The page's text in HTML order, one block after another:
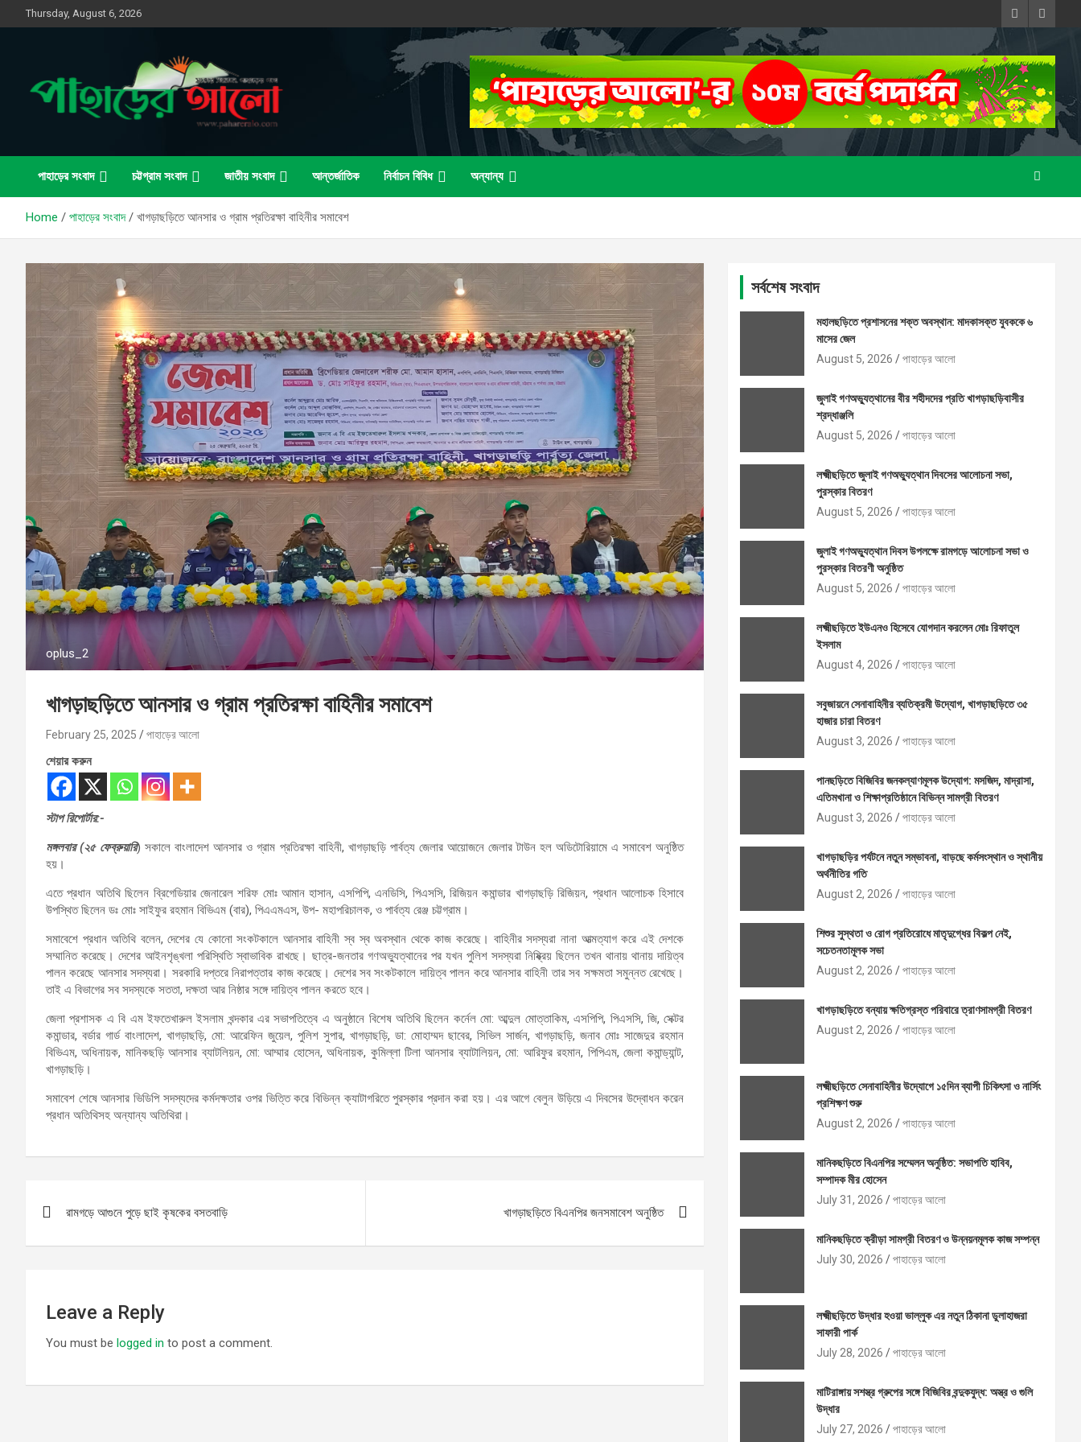
to
Thursday, August 6, 2026
পাহাড়ের আলো
পাহাড়ের সংবাদ চট্টগ্রাম সংবাদ জাতীয় সংবাদ আন্তর্জাতিক নির্বাচন বিবিধ অন্যান্য
Home পাহাড়ের সংবাদ খাগড়াছড়িতে আনসার ও গ্রাম প্রতিরক্ষা বাহিনীর সমাবেশ
oplus_2
খাগড়াছড়িতে আনসার ও গ্রাম প্রতিরক্ষা বাহিনীর সমাবেশ
February 25, 2025 পাহাড়ের আলো
শেয়ার করুন
স্টাপ রিপোর্টার:-
মঙ্গলবার (২৫ ফেব্রুয়ারি) সকালে বাংলাদেশ আনসার ও গ্রাম প্রতিরক্ষা বাহিনী, খাগড়াছড়ি পার্বত্য জেলার আয়োজনে জেলার টাউন হল অডিটোরিয়ামে এ সমাবেশ অনুষ্ঠিত
হয়।
এতে প্রধান অতিথি ছিলেন ব্রিগেডিয়ার জেনারেল শরিফ মোঃ আমান হাসান, এসপিপি, এনডিসি, পিএসসি, রিজিয়ন কমান্ডার খাগড়াছড়ি রিজিয়ন, প্রধান আলোচক হিসাবে
উপস্থিত ছিলেন ডঃ মোঃ সাইফুর রহমান বিভিএম (বার), পিএএমএস, উপ- মহাপরিচালক, ও পার্বত্য রেঞ্জ চট্টগ্রাম।
সমাবেশে প্রধান অতিথি বলেন, দেশের যে কোনো সংকটকালে আনসার বাহিনী স্ব স্ব অবস্থান থেকে কাজ করেছে। বাহিনীর সদস্যরা নানা আত্মত্যাগ করে এই দেশকে
সম্মানিত করেছে। দেশের আইনশৃঙ্খলা পরিস্থিতি স্বাভাবিক রাখছে। ছাত্র-জনতার গণঅভ্যুত্থানের পর যখন পুলিশ সদস্যরা নিষ্ক্রিয় ছিলেন তখন থানায় থানায় দায়িত্ব
পালন করেছে আনসার সদস্যরা। সরকারি দপ্তরে নিরাপত্তার কাজ করেছে। দেশের সব সংকটকালে দায়িত্ব পালন করে আনসার বাহিনী তার সব সক্ষমতা সমুন্নত রেখেছে।
তাই এ বিভাগের সব সদস্যকে সততা, দক্ষতা আর নিষ্ঠার সঙ্গে দায়িত্ব পালন করতে হবে।
জেলা প্রশাসক এ বি এম ইফতেখারুল ইসলাম খন্দকার এর সভাপতিত্বে এ অনুষ্ঠানে বিশেষ অতিথি ছিলেন কর্নেল মো: আব্দুল মোত্তাকিম, এসপিপি, পিএসসি, জি, সেক্টর
কমান্ডার, বর্ডার গার্ড বাংলাদেশ, খাগড়াছড়ি, মো: আরেফিন জুয়েল, পুলিশ সুপার, খাগড়াছড়ি, ডা: মোহাম্মদ ছাবের, সিভিল সার্জন, খাগড়াছড়ি, জনাব মোঃ সাজেদুর রহমান
বিভিএম, অধিনায়ক, মানিকছড়ি আনসার ব্যাটলিয়ন, মো: আম্মার হোসেন, অধিনায়ক, কুমিল্লা টিলা আনসার ব্যাটালিয়ন, মো: আরিফুর রহমান, পিপিএম, জেলা কমান্ড্যান্ট,
খাগড়াছড়ি।
সমাবেশ শেষে আনসার ভিডিপি সদস্যদের কর্মদক্ষতার ওপর ভিত্তি করে বিভিন্ন ক্যাটাগরিতে পুরস্কার প্রদান করা হয়। এর আগে বেলুন উড়িয়ে এ দিবসের উদ্বোধন করেন
প্রধান অতিথিসহ অন্যান্য অতিথিরা।
navigation
রামগড়ে আগুনে পুড়ে ছাই কৃষকের বসতবাড়ি খাগড়াছড়িতে বিএনপির জনসমাবেশ অনুষ্ঠিত
Leave a Reply
You must be logged in to post a comment.
সর্বশেষ সংবাদ
মহালছড়িতে প্রশাসনের শক্ত অবস্থান: মাদকাসক্ত যুবককে ৬
মাসের জেল
August 5, 2026
পাহাড়ের আলো
জুলাই গণঅভ্যুত্থানের বীর শহীদদের প্রতি খাগড়াছড়িবাসীর
শ্রদ্ধাঞ্জলি
August 5, 2026
পাহাড়ের আলো
লক্ষ্মীছড়িতে জুলাই গণঅভ্যুত্থান দিবসের আলোচনা সভা,
পুরস্কার বিতরণ
August 5, 2026
পাহাড়ের আলো
জুলাই গণঅভ্যুত্থান দিবস উপলক্ষে রামগড়ে আলোচনা সভা ও
পুরস্কার বিতরণী অনুষ্ঠিত
August 5, 2026
পাহাড়ের আলো
লক্ষ্মীছড়িতে ইউএনও হিসেবে যোগদান করলেন মোঃ রিফাতুল
ইসলাম
August 4, 2026
পাহাড়ের আলো
সবুজায়নে সেনাবাহিনীর ব্যতিক্রমী উদ্যোগ, খাগড়াছড়িতে ৩৫
হাজার চারা বিতরণ
August 3, 2026
পাহাড়ের আলো
পানছড়িতে বিজিবির জনকল্যাণমূলক উদ্যোগ: মসজিদ, মাদ্রাসা,
এতিমখানা ও শিক্ষাপ্রতিষ্ঠানে বিভিন্ন সামগ্রী বিতরণ
August 3, 2026
পাহাড়ের আলো
খাগড়াছড়ির পর্যটনে নতুন সম্ভাবনা, বাড়ছে কর্মসংস্থান ও স্থানীয়
অর্থনীতির গতি
August 2, 2026
পাহাড়ের আলো
শিশুর সুস্থতা ও রোগ প্রতিরোধে মাতৃদুগ্ধের বিকল্প নেই,
সচেতনতামূলক সভা
August 2, 2026
পাহাড়ের আলো
খাগড়াছড়িতে বন্যায় ক্ষতিগ্রস্ত পরিবারে ত্রাণসামগ্রী বিতরণ
August 2, 2026
পাহাড়ের আলো
লক্ষ্মীছড়িতে সেনাবাহিনীর উদ্যোগে ১৫দিন ব্যাপী চিকিৎসা ও নার্সিং
প্রশিক্ষণ শুরু
August 2, 2026
পাহাড়ের আলো
মানিকছড়িতে বিএনপির সম্মেলন অনুষ্ঠিত: সভাপতি হাবিব,
সম্পাদক মীর হোসেন
July 31, 2026
পাহাড়ের আলো
মানিকছড়িতে ক্রীড়া সামগ্রী বিতরণ ও উন্নয়নমূলক কাজ সম্পন্ন
July 30, 2026
পাহাড়ের আলো
লক্ষ্মীছড়িতে উদ্ধার হওয়া ভাল্লুক এর নতুন ঠিকানা ডুলাহাজরা
সাফারী পার্ক
July 28, 2026
পাহাড়ের আলো
মাটিরাঙ্গায় সশস্ত্র গ্রুপের সঙ্গে বিজিবির বন্দুকযুদ্ধ: অস্ত্র ও গুলি
উদ্ধার
July 27, 2026
পাহাড়ের আলো